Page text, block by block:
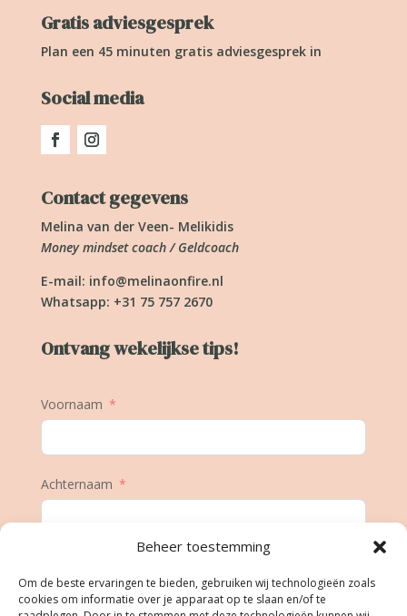
Beheer toestemming
Om de beste ervaringen te bieden, gebruiken wij technologieën zoals
cookies om informatie over je apparaat op te slaan en/of te
Gratis adviesgesprek
Plan een 45 minuten gratis adviesgesprek in
Social media
Contact gegevens
Melina van der Veen- Melikidis
Money mindset coach / Geldcoach
E-mail: info@melinaonfire.nl
Whatsapp: +31 75 757 2670
Ontvang wekelijkse tips!
Voornaam
Achternaam